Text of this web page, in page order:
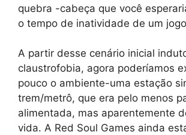
quebra -cabeça que você
o tempo de inatividade de um
A partir desse cenário inicial
claustrofobia, agora poderíamos
pouco o ambiente-uma estação
trem/metrô, que era pelo menos
alimentada, mas aparentemente
vida. A Red Soul Games ainda